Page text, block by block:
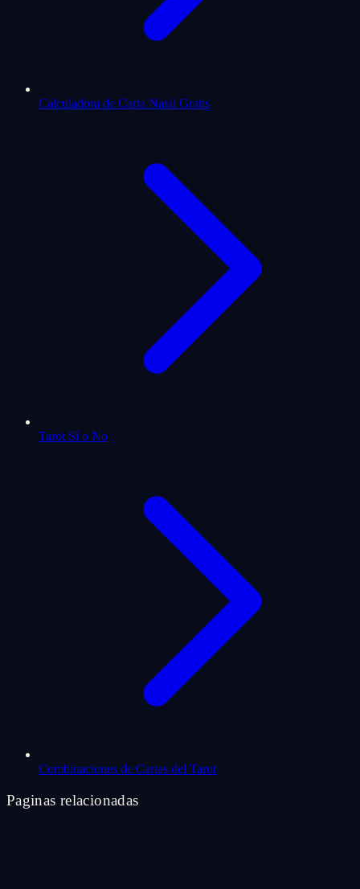
Calculadora de Carta Natal Gratis
Tarot Sí o No
Combinaciones de Cartas del Tarot
Paginas relacionadas